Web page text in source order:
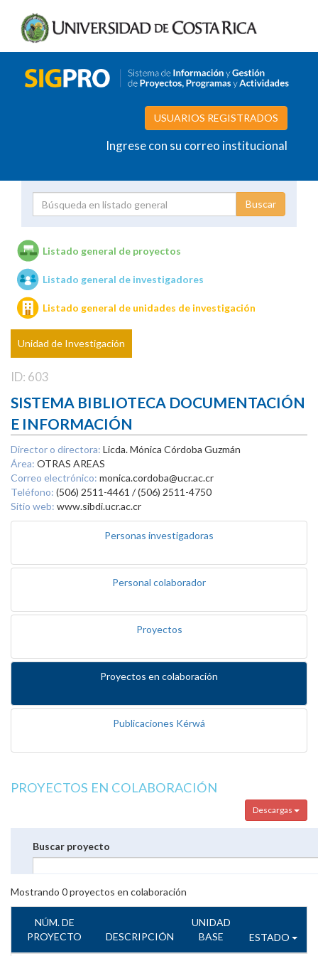
USUARIOS REGISTRADOS
Ingrese con su correo institucional
Unidades de investigación
Listado general de proyectos
Listado general de investigadores
Listado general de unidades de investigación
Unidad de Investigación
ID: 603
SISTEMA BIBLIOTECA DOCUMENTACIÓN
E INFORMACIÓN
Director o directora: Licda. Mónica Córdoba Guzmán
Área: OTRAS AREAS
Correo electrónico: monica.cordoba@ucr.ac.cr
Teléfono: (506) 2511-4461 / (506) 2511-4750
Sitio web: www.sibdi.ucr.ac.cr
Personas investigadoras
Personal colaborador
Proyectos
Proyectos en colaboración
Publicaciones Kérwá
PROYECTOS EN COLABORACIÓN
Descargas
Buscar proyecto
Mostrando 0proyectos en colaboración
NÚM. DE
PROYECTO
DESCRIPCIÓN
UNIDAD
BASE
ESTADO